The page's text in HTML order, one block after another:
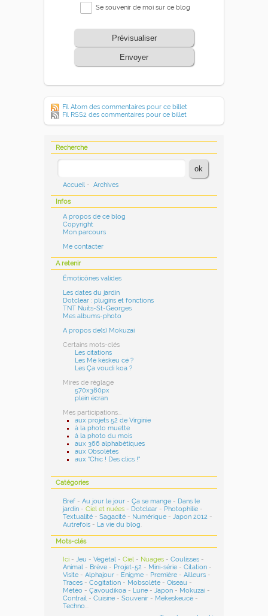
Se souvenir de moi sur ce blog
Prévisualiser
Envoyer
Fil Atom des commentaires pour ce billet
Fil RSS2 des commentaires pour ce billet
Recherche
Accueil - Archives
Infos
A propos de ce blog
Copyright
Mon parcours
Me contacter
A retenir
Émoticônes valides
Les dates du jardin
Dotclear : plugins et fonctions
TNT Nuits-St-Georges
Mes albums-photo
A propos de(s) Mokuzai
Certains mots-clés
Les citations
Les Mé késkeu cé ?
Les Ça voudi koa ?
Mires de réglage
570x380px
plein écran
Mes participations...
aux projets 52 de Virginie
à la photo muette
à la photo du mois
aux 366 alphabétiques
aux Obsolètes
aux "Chic ! Des clics !"
Catégories
Bref -Au jour le jour -Ça se mange - Dans le
jardin -Ciel et nuées - Dotclear - Photophilie -
Textualité -Sagacité - Numérique -Japon 2012 -
Autrefois - La vie du blog.
Mots-clés
Ici -Jeu -Végétal -Ciel - Nuages -Coulisses -
Animal - Brève - Projet-52 - Mini-série -Citation -
Visite -Alphajour - Enigme - Première -Ailleurs -
Traces -Cogitation - Mobsolète -Oiseau -
Météo -Çavoudikoa - Lune -Japon - Mokuzai -
Contrail -Cuisine -Souvenir - Mékeskeucé -
Techno...